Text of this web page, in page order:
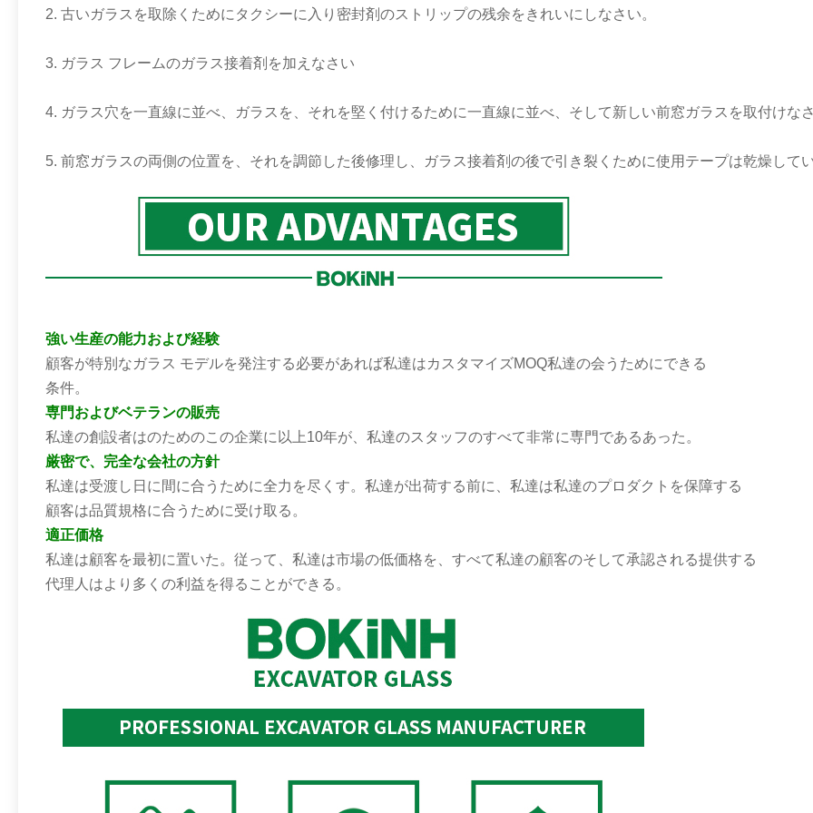
2. 古いガラスを取除くためにタクシーに入り密封剤のストリップの残余をきれいにしなさい。
3. ガラス フレームのガラス接着剤を加えなさい
4. ガラス穴を一直線に並べ、ガラスを、それを堅く付けるために一直線に並べ、そして新しい前窓ガラスを取付けな
5. 前窓ガラスの両側の位置を、それを調節した後修理し、ガラス接着剤の後で引き裂くために使用テープは乾燥してい
強い生産の能力および経験
顧客が特別なガラス モデルを発注する必要があれば私達はカスタマイズMOQ私達の会うためにできる
条件。
専門およびベテランの販売
私達の創設者はのためのこの企業に以上10年が、私達のスタッフのすべて非常に専門であるあった。
厳密で、完全な会社の方針
私達は受渡し日に間に合うために全力を尽くす。私達が出荷する前に、私達は私達のプロダクトを保障する
顧客は品質規格に合うために受け取る。
適正価格
私達は顧客を最初に置いた。従って、私達は市場の低価格を、すべて私達の顧客のそして承認される提供する
代理人はより多くの利益を得ることができる。